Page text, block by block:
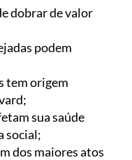
dobrar de valor
podem
tem origem
sua saúde
social;
dos maiores atos